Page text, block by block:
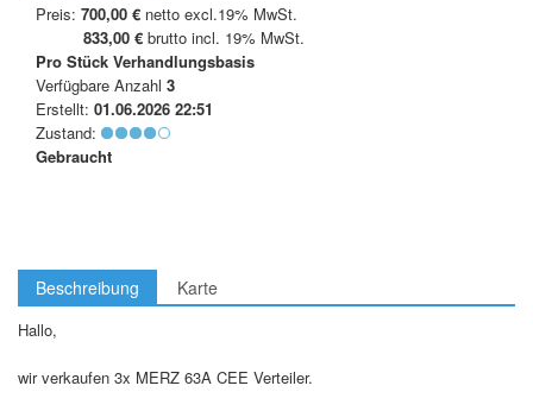
Preis: 700,00 € netto excl.19% MwSt.
833,00 € brutto incl. 19% MwSt.
Pro Stück Verhandlungsbasis
Verfügbare Anzahl 3
Erstellt: 01.06.2026 22:51
Zustand:
Gebraucht
Beschreibung Karte
Hallo,
wir verkaufen 3x MERZ 63A CEE Verteiler.